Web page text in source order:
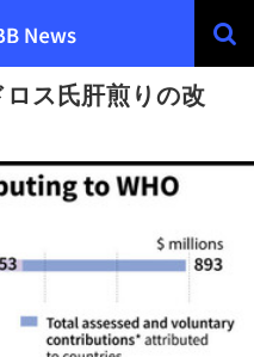
ス氏肝煎りの改